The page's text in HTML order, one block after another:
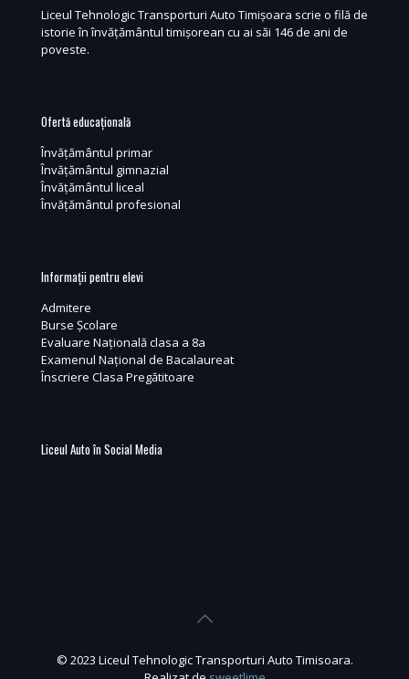
Liceul Tehnologic Transporturi Auto Timișoara scrie o filă de
istorie în învățământul timișorean cu ai săi 146 de ani de
poveste.
Ofertă educațională
Învățământul primar
Învățământul gimnazial
Învățământul liceal
Învățământul profesional
Informații pentru elevi
Admitere
Burse Școlare
Evaluare Națională clasa a 8a
Examenul Național de Bacalaureat
Înscriere Clasa Pregătitoare
Liceul Auto în Social Media
© 2023 Liceul Tehnologic Transporturi Auto Timisoara.